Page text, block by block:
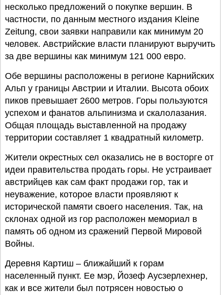
несколько предложений о покупке вершин. В
частности, по данным местного издания Kleine
Zeitung, свои заявки направили как минимум 20
человек. Австрийские власти планируют выручить
за две вершины как минимум 121 000 евро.
Обе вершины расположены в регионе Карнийских
Альп у границы Австрии и Италии. Высота обоих
пиков превышает 2600 метров. Горы пользуются
успехом и фанатов альпинизма и скалолазания.
Общая площадь выставленной на продажу
территории составляет 1 квадратный километр.
Жители окрестных сел оказались не в восторге от
идеи правительства продать горы. Не устраивает
австрийцев как сам факт продажи гор, так и
неуважение, которое власти проявляют к
исторической памяти своего населения. Так, на
склонах одной из гор расположен мемориал в
память об одном из сражений Первой Мировой
Войны.
Деревня Картиш – ближайший к горам
населенный пункт. Ее мэр, Йозеф Аусзерлехнер,
как и все жители был потрясен новостью о